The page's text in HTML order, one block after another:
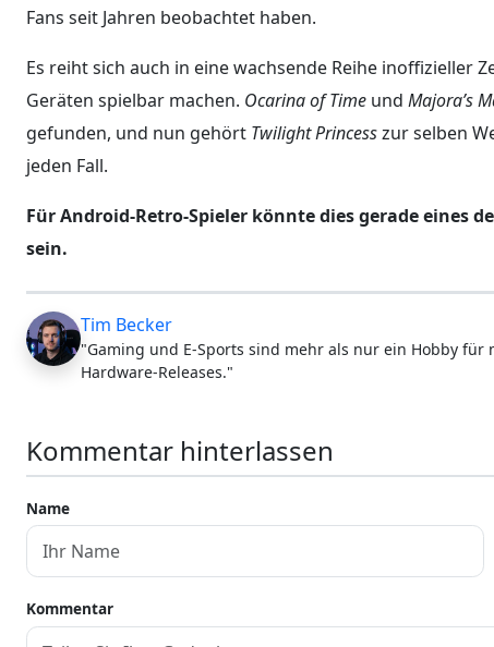
Fans seit Jahren beobachtet haben.
Es reiht sich auch in eine wachsende Reihe inoffizieller
Geräten spielbar machen. Ocarina of Time und Majora’s
gefunden, und nun gehört Twilight Princesszur selben
jeden Fall.
Für Android-Retro-Spieler könnte dies gerade eines
sein.
Tim Becker
"Gaming und E-Sports sind mehr als nur ein Hobby
Hardware-Releases."
Kommentar hinterlassen
Name
Kommentar